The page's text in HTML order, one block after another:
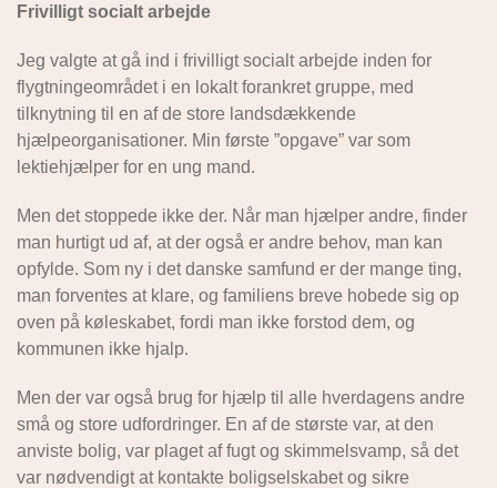
Frivilligt socialt arbejde
Jeg valgte at gå ind i frivilligt socialt arbejde inden for
flygtningeområdet i en lokalt forankret gruppe, med
tilknytning til en af de store landsdækkende
hjælpeorganisationer. Min første ”opgave” var som
lektiehjælper for en ung mand.
Men det stoppede ikke der. Når man hjælper andre, finder
man hurtigt ud af, at der også er andre behov, man kan
opfylde. Som ny i det danske samfund er der mange ting,
man forventes at klare, og familiens breve hobede sig op
oven på køleskabet, fordi man ikke forstod dem, og
kommunen ikke hjalp.
Men der var også brug for hjælp til alle hverdagens andre
små og store udfordringer. En af de største var, at den
anviste bolig, var plaget af fugt og skimmelsvamp, så det
var nødvendigt at kontakte boligselskabet og sikre